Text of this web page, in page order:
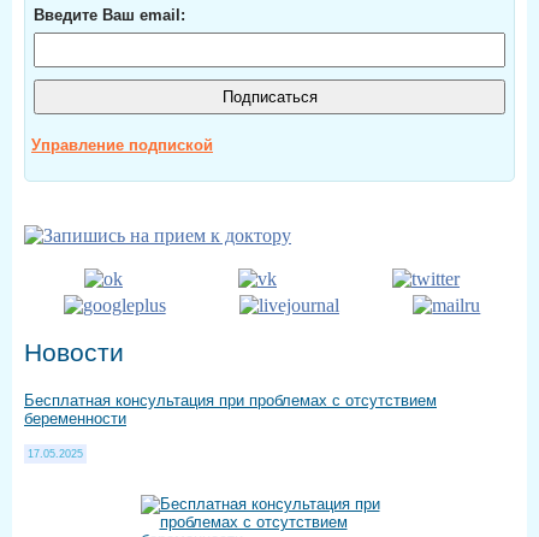
Введите Ваш email:
Управление подпиской
Новости
Бесплатная консультация при проблемах с отсутствием
беременности
17.05.2025